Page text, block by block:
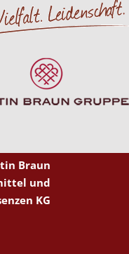
Braun
und
KG